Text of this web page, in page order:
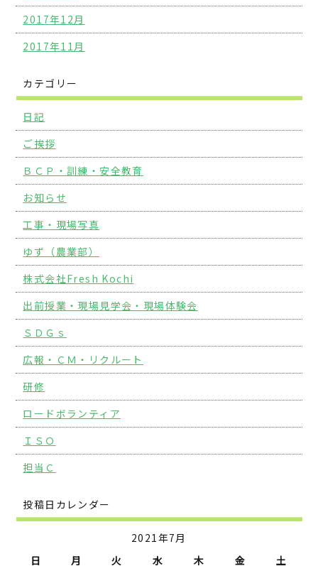
2017年12月
2017年11月
カテゴリー
日記
ご挨拶
ＢＣＰ・訓練・安全教育
お知らせ
工事・現場写真
ゆず（農業部）
株式会社Fresh Kochi
出前授業・現場見学会・現場体験会
ＳＤＧｓ
広報・ＣＭ・リクルート
研修
ロードボランティア
ＩＳＯ
担当Ｃ
投稿日カレンダー
2021年7月
日
月 火 水 木 金 土